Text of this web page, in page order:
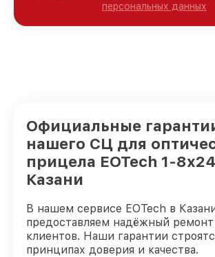
персональных данных
Официальные
нашего СЦ для
прицела EOTech 1-
Казани
В нашем сервисе EOTech в
предоставляем надёжный ремонт
клиентов. Наши гарантии
принципах доверия и качества.